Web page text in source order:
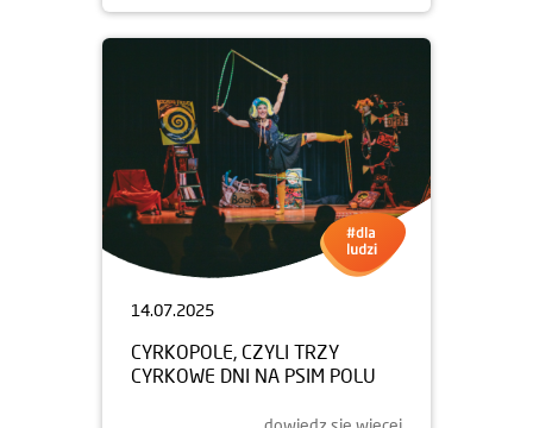
14.07.2025
CYRKOPOLE, CZYLI TRZY
CYRKOWE DNI NA PSIM POLU